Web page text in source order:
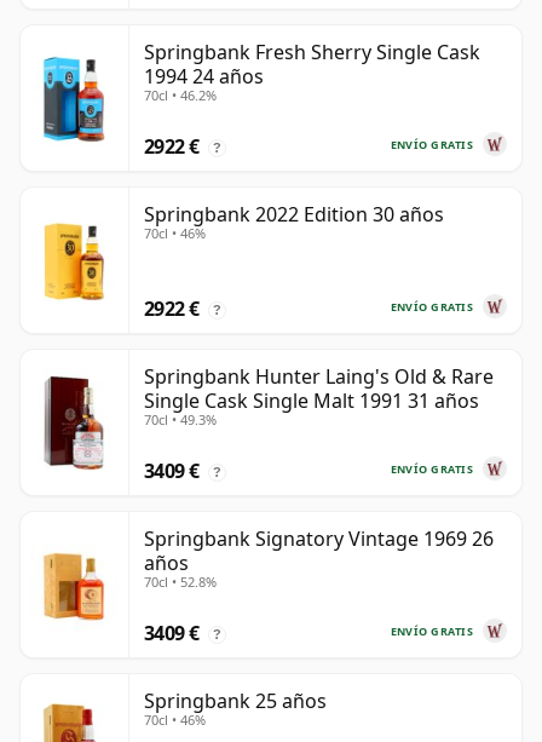
Springbank Fresh Sherry Single Cask
1994 24 años
70cl • 46.2%
ENVÍO GRATIS
2922 € ?
Springbank 2022 Edition 30 años
70cl • 46%
ENVÍO GRATIS
2922 € ?
Springbank Hunter Laing's Old & Rare
Single Cask Single Malt 1991 31 años
70cl • 49.3%
ENVÍO GRATIS
3409 € ?
Springbank Signatory Vintage 1969 26
años
70cl • 52.8%
ENVÍO GRATIS
3409 € ?
Springbank 25 años
70cl • 46%